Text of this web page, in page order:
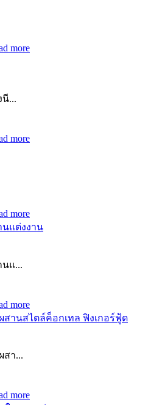
more
...
more
more
นแต่งงาน
นแ...
more
านสไตล์ค็อกเทล ฟิงเกอร์ฟู้ด
สา...
more